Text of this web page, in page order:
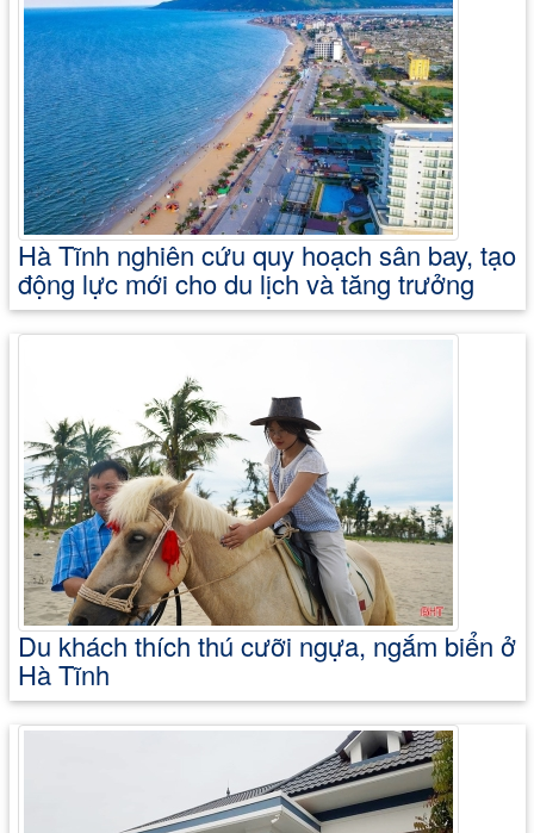
Hà Tĩnh nghiên cứu quy hoạch sân bay, tạo
động lực mới cho du lịch và tăng trưởng
Du khách thích thú cưỡi ngựa, ngắm biển ở
Hà Tĩnh